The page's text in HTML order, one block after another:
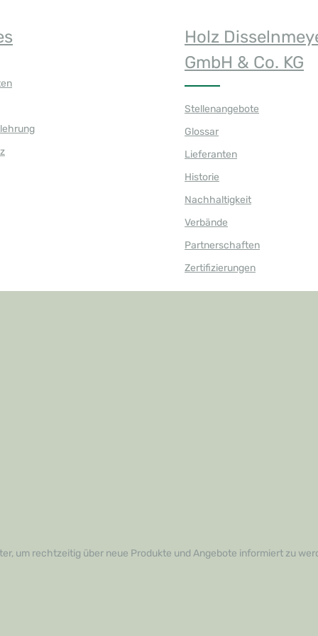
Holz
GmbH & Co. KG
Stellenangebote
Glossar
Lieferanten
Historie
Nachhaltigkeit
Verbände
Partnerschaften
Zertifizierungen
um rechtzeitig über neue Produkte und Angebote informiert zu